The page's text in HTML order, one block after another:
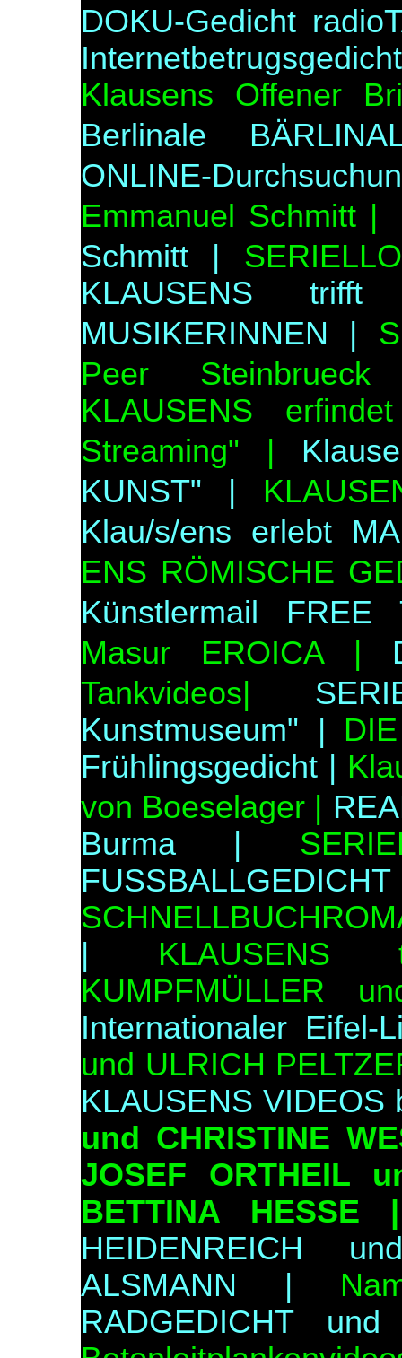
DOKU-Gedicht
Klausens Offener
Berlinale
ONLINE-
Emmanuel Schmitt |
Schmitt |
KLAUSENS
MUSIKERINNEN |
Peer
KLAUSENS
Streaming" |
KUNST" |
Klau/s/ens erlebt
ENS RÖMISCHE
Künstlermail FREE
Masur EROICA |
Tankvideos|
Kunstmuseum" |
Frühlingsgedicht |
von Boeselager |
Burma |
KUMPFMÜLLER
Internationaler
und ULRICH
KLAUSENS
und CHRISTINE
JOSEF ORTHEIL
BETTINA
HEIDENREICH
ALSMANN |
RADGEDICHT und